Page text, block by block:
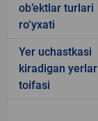
ob’ektlar turlari
ro‘yxati
Yer uchastkasi
kiradigan yerlar
toifasi